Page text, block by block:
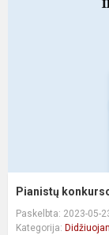
Pianistų
Paskelbta: 2023-05-
Kategorija: